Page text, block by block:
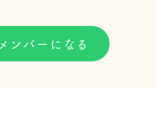
メンバーになる